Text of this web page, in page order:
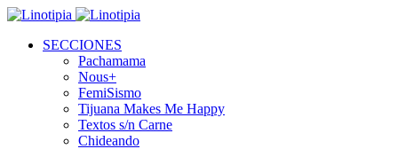
SECCIONES
Pachamama
Nous+
FemiSismo
Tijuana Makes Me Happy
Textos s/n Carne
Chideando